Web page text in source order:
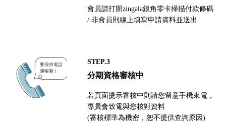
會員請打開zingala銀角零卡掃描付款條碼
/ 非會員則線上填寫申請資料並送出
STEP.3
分期資格審核中
若頁面提示審核中則請您留意手機來電，
專員會致電與您核對資料
(審核標準為機密，恕不提供查詢原因)